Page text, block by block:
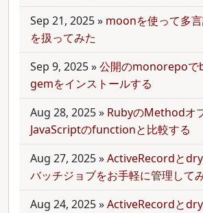
Sep 21, 2025» moonを使って多
を扱ってみた
Sep 9, 2025»公開のmonorepo
gemをインストールする
Aug 28, 2025» RubyのMethodオ
JavaScriptのfunctionと比較する
Aug 27, 2025»ActiveRecordと
バッチジョブをお手軽に管理して
Aug 24, 2025»ActiveRecordと